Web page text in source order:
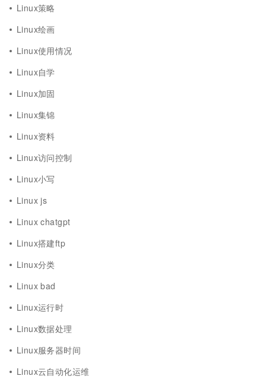
Linux策略
Linux绘画
Linux使用情况
Linux自学
Linux加固
Linux集锦
Linux资料
Linux访问控制
Linux小写
Linux js
Linux chatgpt
Linux搭建ftp
Linux分类
Linux bad
Linux运行时
Linux数据处理
Linux服务器时间
Linux云自动化运维